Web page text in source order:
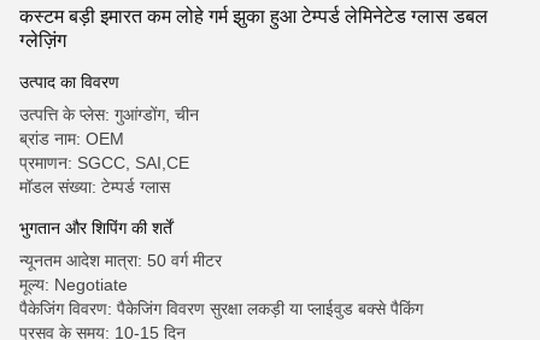
कस्टम बड़ी इमारत कम लोहे गर्म झुका हुआ टेम्पर्ड लेमिनेटेड ग्लास डबल
ग्लेज़िंग
उत्पाद का विवरण
उत्पत्ति के प्लेस: गुआंग्डोंग, चीन
ब्रांड नाम: OEM
प्रमाणन: SGCC, SAI,CE
मॉडल संख्या: टेम्पर्ड ग्लास
भुगतान और शिपिंग की शर्तें
न्यूनतम आदेश मात्रा: 50 वर्ग मीटर
मूल्य: Negotiate
पैकेजिंग विवरण: पैकेजिंग विवरण सुरक्षा लकड़ी या प्लाईवुड बक्से पैकिंग
प्रसव के समय: 10-15 दिन